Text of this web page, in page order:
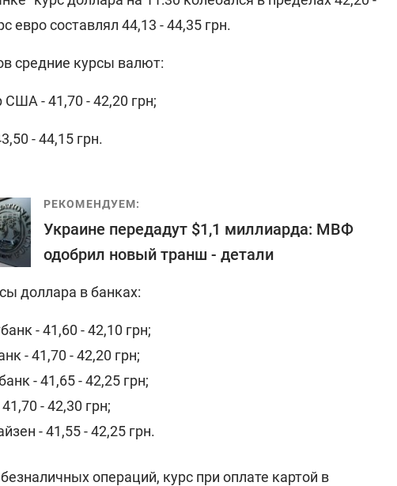
евро составлял 44,13 - 44,35 грн.
средние курсы валют:
- 41,70 - 42,20 грн;
- 44,15 грн.
РЕКОМЕНДУЕМ:
Украине передадут $1,1 миллиарда: МВФ
одобрил новый транш - детали
доллара в банках:
- 41,60 - 42,10 грн;
- 41,70 - 42,20 грн;
- 41,65 - 42,25 грн;
- 42,30 грн;
- 41,55 - 42,25 грн.
операций, курс при оплате картой в